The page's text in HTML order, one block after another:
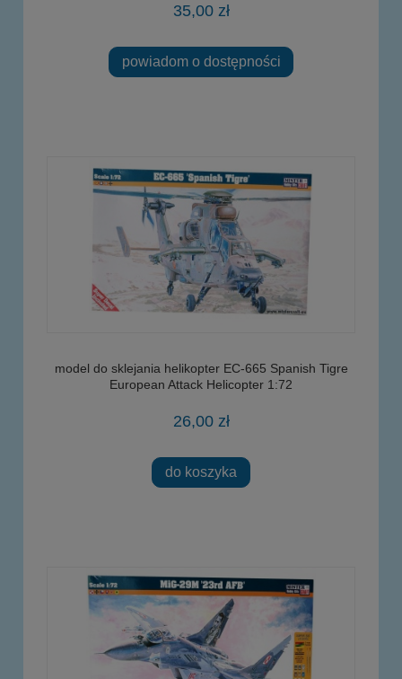
35,00 zł
powiadom o dostępności
model do sklejania helikopter EC-665 Spanish Tigre
European Attack Helicopter 1:72
26,00 zł
do koszyka